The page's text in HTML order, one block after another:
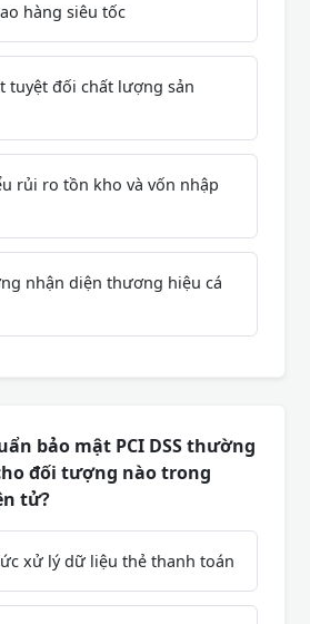
hàng siêu tốc
tuyệt đối chất lượng sản
rủi ro tồn kho và vốn nhập
nhận diện thương hiệu cá
bảo mật PCI DSS thường
đối tượng nào trong
tử?
xử lý dữ liệu thẻ thanh toán